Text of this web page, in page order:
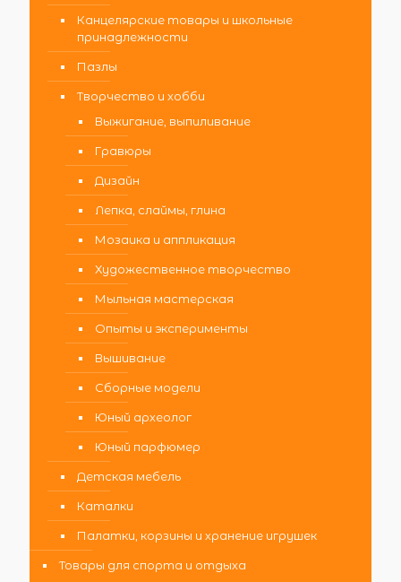
Канцелярские товары и школьные
принадлежности
Пазлы
Творчество и хобби
Выжигание, выпиливание
Гравюры
Дизайн
Лепка, слаймы, глина
Мозаика и аппликация
Художественное творчество
Мыльная мастерская
Опыты и эксперименты
Вышивание
Сборные модели
Юный археолог
Юный парфюмер
Детская мебель
Каталки
Палатки, корзины и хранение игрушек
Товары для спорта и отдыха